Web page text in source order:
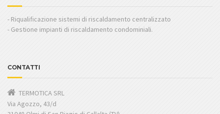
- Riqualificazione sistemi di riscaldamento centralizzato
- Gestione impianti di riscaldamento condominiali.
CONTATTI
TERMOTICA SRL
Via Agozzo, 43/d